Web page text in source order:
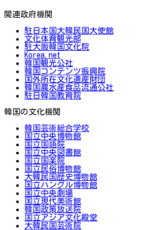
関連政府機関
駐日本国大韓民国大使館
文化体育観光部
駐大阪韓国文化院
Korea.net
韓国観光公社
韓国コンテンツ振興院
国外所在文化遺産財団
韓国農水産食品流通公社
駐日韓国教育院
韓国の文化機関
韓国芸術総合学校
国立中央博物館
国立国語院
国立中央図書館
国立国楽院
国立民俗博物館
大韓民国歴史博物館
国立ハングル博物館
国立中央劇場
国立現代美術館
韓国政策放送院
国立アジア文化殿堂
大韓民国芸術院